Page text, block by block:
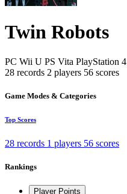
Twin Robots
PC Wii U PS Vita PlayStation 4
28 records 2 players 56 scores
Game Modes & Categories
Top Scores
28 records 1 players 56 scores
Rankings
Player Points